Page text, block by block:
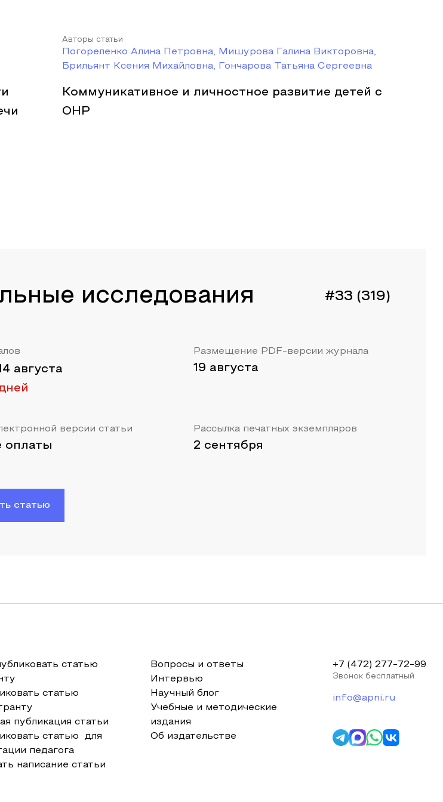
Авторы статьи
Погореленко Алина Петровна, Мишурова Галина Викторовна,
Брильянт Ксения Михайловна, Гончарова Татьяна Сергеевна
Коммуникативное и личностное развитие детей с
ОНР
исследования #33 (319)
августа
Размещение PDF-версии журнала
19 августа
версии статьи
оплаты
Рассылка печатных экземпляров
2 сентября
статью
статью
статью
публикация статьи
статью для
педагога
написание статьи
Вопросы и ответы
Интервью
Научный блог
Учебные и методические
издания
Об издательстве
+7 (472) 277-72-99
Звонок бесплатный
info@apni.ru